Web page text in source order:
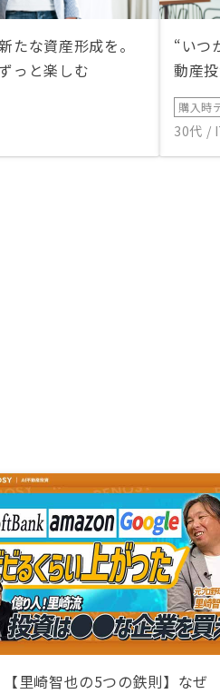
たな資産形成を。
っと楽しむ
“いつ
動産
購入時
30代 /
【里崎智也の5つの鉄則】なぜ